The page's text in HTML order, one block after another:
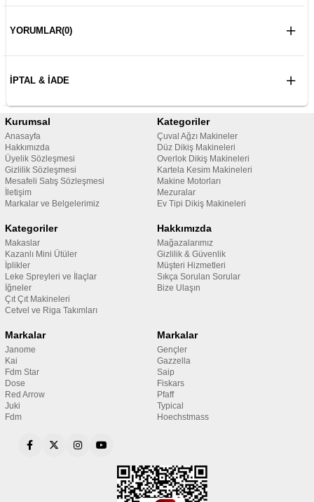
YORUMLAR(0)
İPTAL & İADE
Kurumsal
Anasayfa
Hakkımızda
Üyelik Sözleşmesi
Gizlilik Sözleşmesi
Mesafeli Satış Sözleşmesi
İletişim
Markalar ve Belgelerimiz
Kategoriler
Çuval Ağzı Makineler
Düz Dikiş Makineleri
Overlok Dikiş Makineleri
Kartela Kesim Makineleri
Makine Motorları
Mezuralar
Ev Tipi Dikiş Makineleri
Kategoriler
Makaslar
Kazanlı Mini Ütüler
İplikler
Leke Spreyleri ve İlaçlar
İğneler
Çıt Çıt Makineleri
Cetvel ve Riga Takımları
Hakkımızda
Mağazalarımız
Gizlilik & Güvenlik
Müşteri Hizmetleri
Sıkça Sorulan Sorular
Bize Ulaşın
Markalar
Janome
Kai
Fdm Star
Dose
Red Arrow
Juki
Fdm
Markalar
Gençler
Gazzella
Saip
Fiskars
Pfaff
Typical
Hoechstmass